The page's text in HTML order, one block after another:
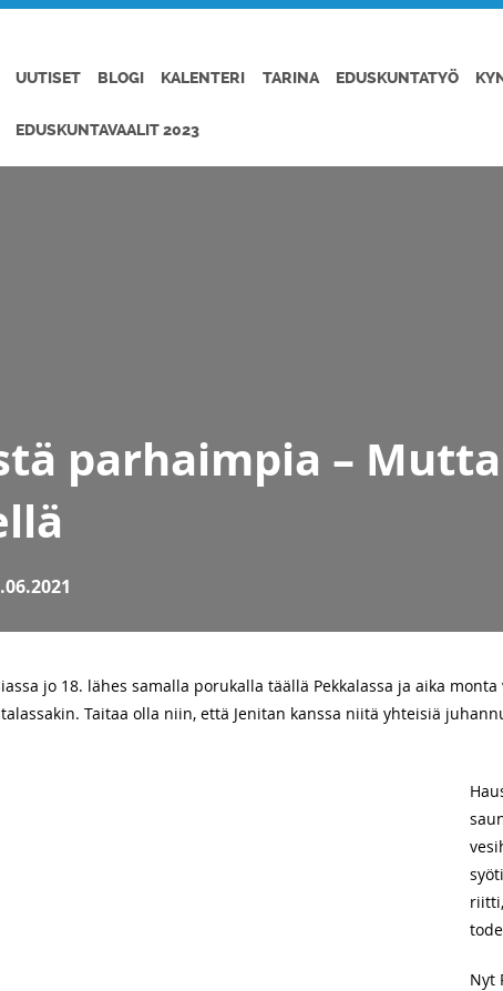
UUTISET BLOGI KALENTERI TARINA EDUSKUNTATYÖ
EDUSKUNTAVAALIT 2023
parhaimpia –
jo 18. lähes samalla porukalla täällä Pekkalassa ja aika
Taitaa olla niin, että Jenitan kanssa niitä yhteisiä
Nyt